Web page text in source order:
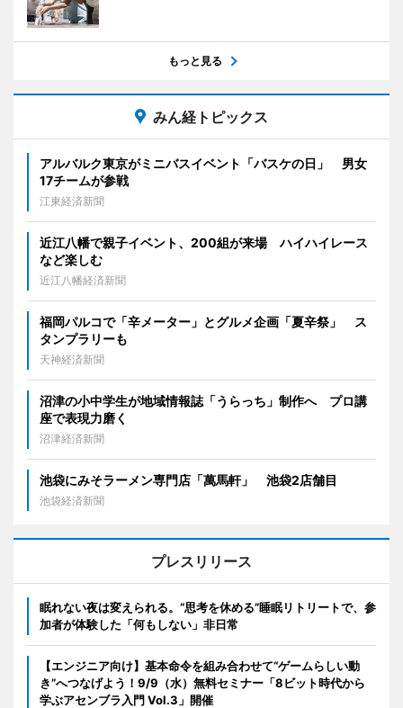
もっと見る
みん経トピックス
アルバルク東京がミニバスイベント「バスケの日」 男女
17チームが参戦
江東経済新聞
近江八幡で親子イベント、200組が来場 ハイハイレース
など楽しむ
近江八幡経済新聞
福岡パルコで「辛メーター」とグルメ企画「夏辛祭」 ス
タンプラリーも
天神経済新聞
沼津の小中学生が地域情報誌「うらっち」制作へ プロ講
座で表現力磨く
沼津経済新聞
池袋にみそラーメン専門店「萬馬軒」 池袋2店舗目
池袋経済新聞
プレスリリース
眠れない夜は変えられる。“思考を休める”睡眠リトリートで、参
加者が体験した「何もしない」非日常
【エンジニア向け】基本命令を組み合わせて“ゲームらしい動
き”へつなげよう！9/9（水）無料セミナー「8ビット時代から
学ぶアセンブラ入門 Vol.3」開催